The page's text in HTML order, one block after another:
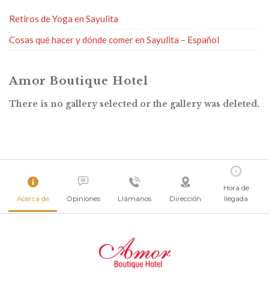
Retiros de Yoga en Sayulita
Cosas qué hacer y dónde comer en Sayulita – Español
Amor Boutique Hotel
There is no gallery selected or the gallery was deleted.
Acerca de Opiniones Llámanos Dirección
Hora de
llegada